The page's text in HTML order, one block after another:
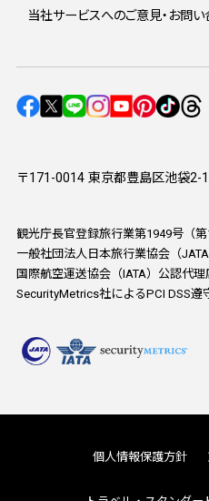
〒171-0014 東京都豊島区池袋2-
観光庁長官登録旅行業第1949号（第
一般社団法人日本旅行業協会（
国際航空運送協会（IATA）公認代理
SecurityMetrics社によるPCI DSS遵
当社サービスへのご意見・お問
個人情報保護方針